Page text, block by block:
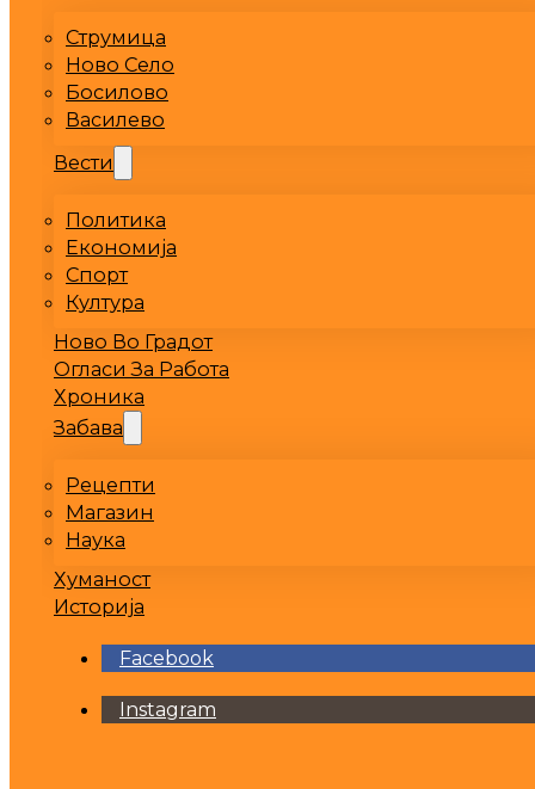
Струмица
Ново Село
Босилово
Василево
Вести
Политика
Економија
Спорт
Култура
Ново Во Градот
Огласи За Работа
Хроника
Забава
Рецепти
Магазин
Наука
Хуманост
Историја
Facebook
Instagram